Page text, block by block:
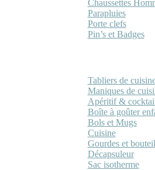
Chaussettes
Parapluies
Porte clefs
Pin’s et Badges
Tabliers de
Maniques de
Apéritif &
Boîte à goûter
Bols et Mugs
Cuisine
Gourdes et
Décapsuleur
Sac isotherme